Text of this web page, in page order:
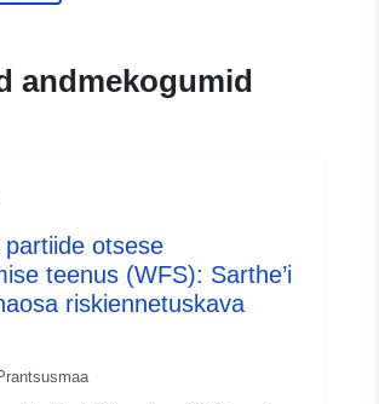
9efa-4277-9f53-
Ressurss:
http://inspire.ec.europa.eu/
andmekogumid
otsese
teenus (WFS): Sarthe’i
riskiennetuskava